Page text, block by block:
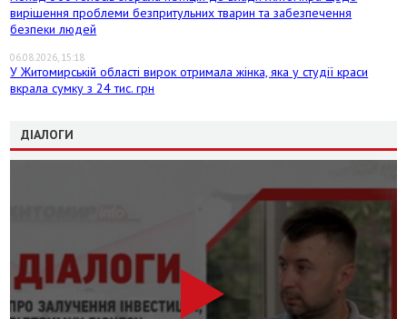
вирішення проблеми безпритульних тварин та забезпечення
безпеки людей
06.08.2026, 15:18
У Житомирській області вирок отримала жінка, яка у студії краси
вкрала сумку з 24 тис. грн
ДІАЛОГИ